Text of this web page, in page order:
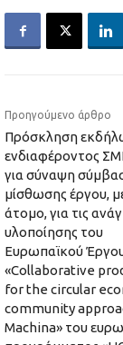
Προηγούμενο άρθρο
Πρόσκληση
ενδιαφέροντος
για σύναψη
μίσθωσης έργου,
άτομο, για τις
υλοποίησης του
Ευρωπαϊκού
«Collaborative
for the circular
community
Machina» του